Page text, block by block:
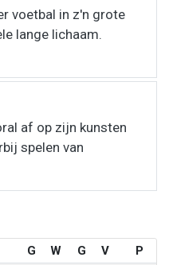
voetbal in z'n grote
lange lichaam.
af op zijn kunsten
spelen van
G W G V
P